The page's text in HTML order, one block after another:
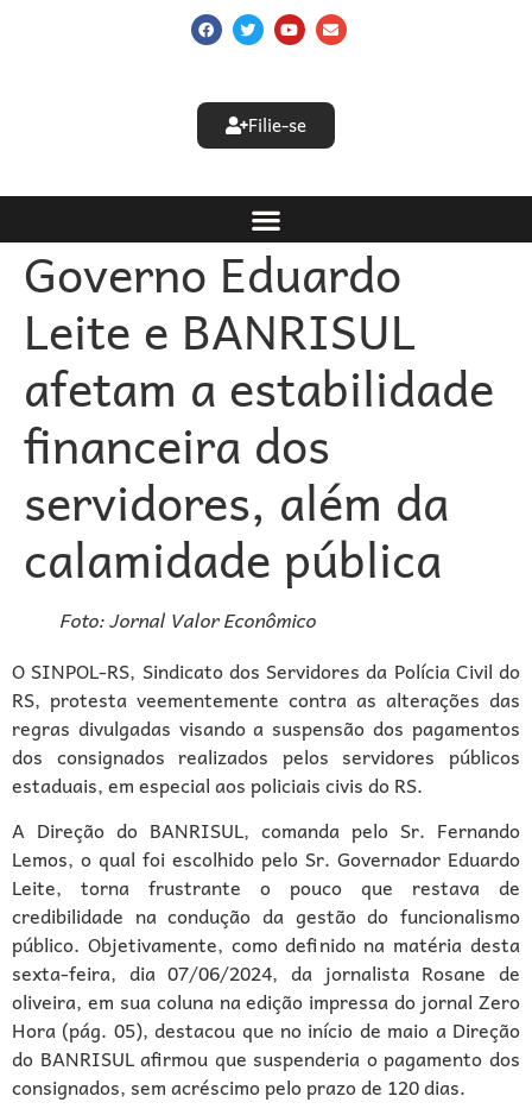
Filie-se
Governo Eduardo
Leite e BANRISUL
afetam a estabilidade
financeira dos
servidores, além da
calamidade pública
Foto: Jornal Valor Econômico
O SINPOL-RS, Sindicato dos Servidores da Polícia Civil do
RS, protesta veementemente contra as alterações das
regras divulgadas visando a suspensão dos pagamentos
dos consignados realizados pelos servidores públicos
estaduais, em especial aos policiais civis do RS.
A Direção do BANRISUL, comanda pelo Sr. Fernando
Lemos, o qual foi escolhido pelo Sr. Governador Eduardo
Leite, torna frustrante o pouco que restava de
credibilidade na condução da gestão do funcionalismo
público. Objetivamente, como definido na matéria desta
sexta-feira, dia 07/06/2024, da jornalista Rosane de
oliveira, em sua coluna na edição impressa do jornal Zero
Hora (pág. 05), destacou que no início de maio a Direção
do BANRISUL afirmou que suspenderia o pagamento dos
consignados, sem acréscimo pelo prazo de 120 dias.